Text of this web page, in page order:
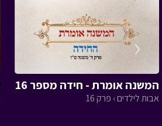
מבצע ספונג'ה
ניידת החלומות › פרק 13
פקח מספר 1 - ב
המשנה אומרת - חידה מספר 16
אבות לילדים › פרק 16
‹